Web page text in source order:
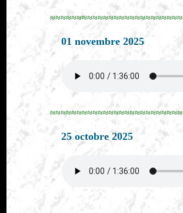
01 novembre 2025
25 octobre 2025